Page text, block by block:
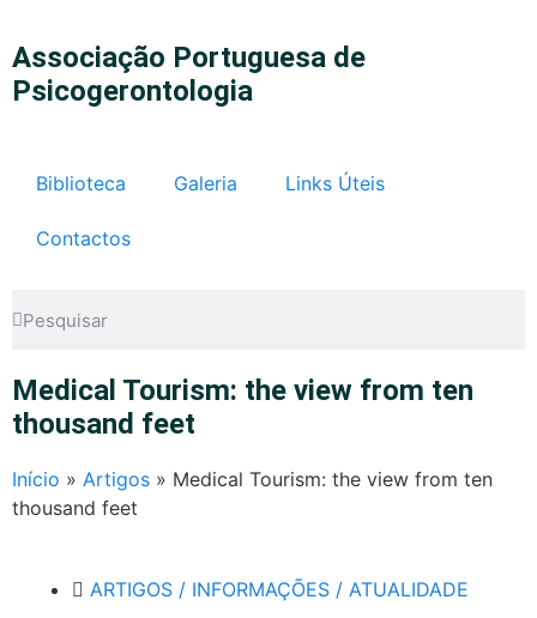
Associação Portuguesa de
Psicogerontologia
Biblioteca Galeria Links Úteis
Contactos
Medical Tourism: the view from ten
thousand feet
Início » Artigos » Medical Tourism: the view from ten
thousand feet
ARTIGOS / INFORMAÇÕES / ATUALIDADE